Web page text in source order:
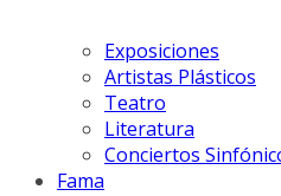
Exposiciones
Artistas Plásticos
Teatro
Literatura
Conciertos
Fama